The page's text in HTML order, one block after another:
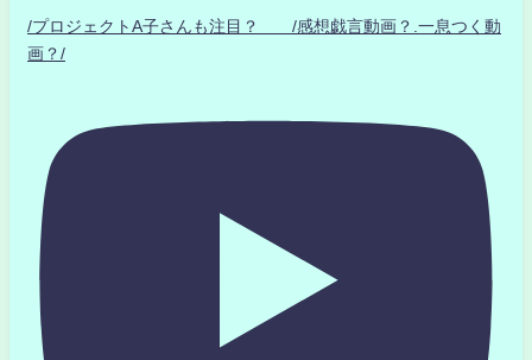
/プロジェクトA子さんも注目？ /感想戯言動画？.一息つく動
画？/